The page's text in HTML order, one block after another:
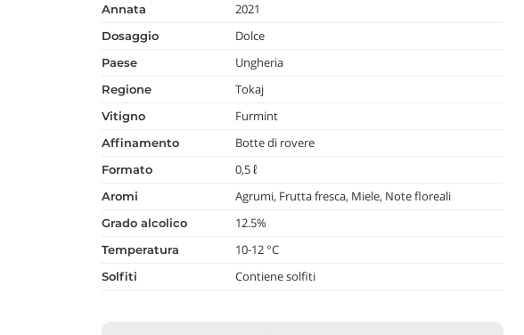
annata 2021
dosaggio Dolce
paese Ungheria
regione Tokaj
vitigno Furmint
affinamento Botte di rovere
formato 0,5 ℓ
aromi Agrumi, Frutta fresca, Miele, Note floreali
grado alcolico 12.5%
temperatura 10-12 °C
Solfiti Contiene solfiti